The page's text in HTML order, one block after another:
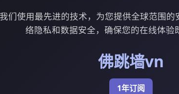
们使用最先进的技术，为您提供全球范围
络隐私和数据安全，确保您的在线体验
佛跳墙vn
1年订阅